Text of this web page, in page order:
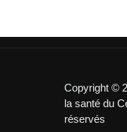
Copyright ©
la santé du
réservés